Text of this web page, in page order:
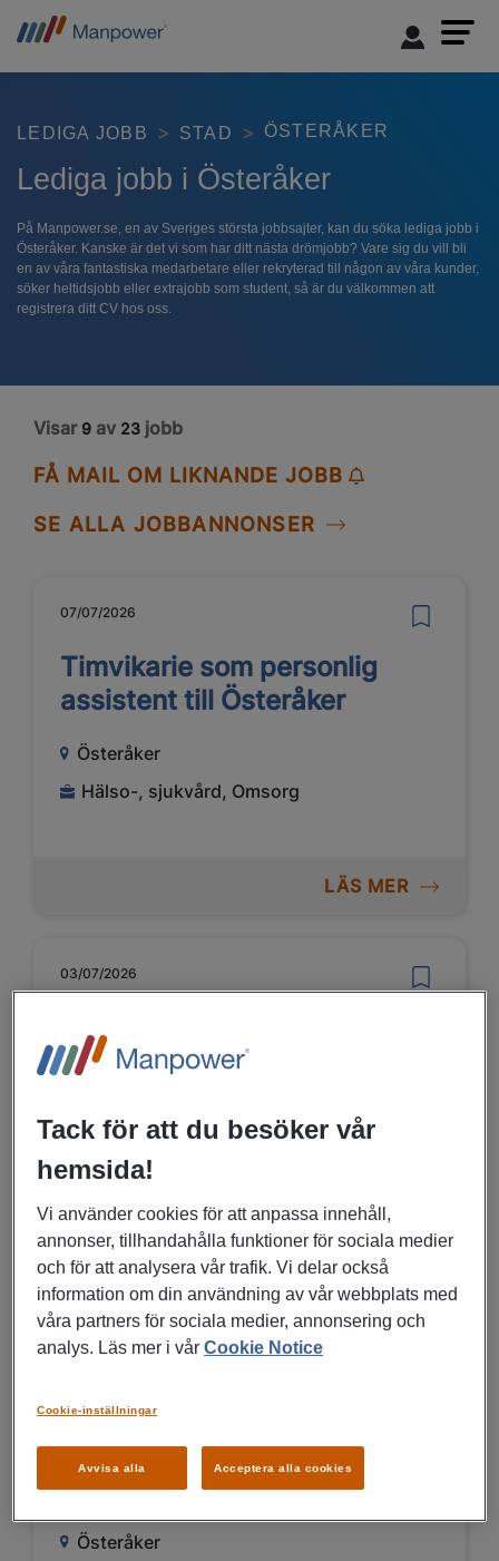
LEDIGA JOBB STAD ÖSTERÅKER
Lediga jobb i Österåker
På Manpower.se, en av Sveriges största jobbsajter, kan du söka lediga jobb i
Österåker. Kanske är det vi som har ditt nästa drömjobb? Vare sig du vill bli
en av våra fantastiska medarbetare eller rekryterad till någon av våra kunder,
söker heltidsjobb eller extrajobb som student, så är du välkommen att
registrera ditt CV hos oss.
SE ALLA JOBBANNONSER
Visar 9 av 23 jobb
FÅ MAIL OM LIKNANDE JOBB
07/07/2026
Timvikarie som personlig
assistent till Österåker
Österåker
Hälso-, sjukvård, Omsorg
LÄS MER
03/07/2026
Undersköterska för vikariat
sökes till vårt nattgäng på
Hälso-, sjukvård, Omsorg
LÄS MER
Undersköterska till
Norrgårdshöjden - centralt i
Åkersberga
Österåker
Tack för att du besöker vår
hemsida!
Vi använder cookies för att anpassa innehåll,
annonser, tillhandahålla funktioner för sociala medier
och för att analysera vår trafik. Vi delar också
information om din användning av vår webbplats med
våra partners för sociala medier, annonsering och
analys. Läs mer i vårCookie Notice
Avvisa alla Acceptera alla cookies
Cookie-inställningar